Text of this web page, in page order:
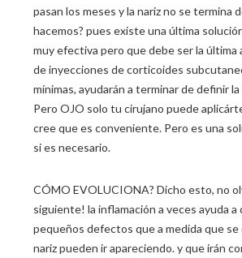
pasan los meses y la nariz no se termina
hacemos? pues existe una última
muy efectiva pero que debe ser la última
de inyecciones de corticoides
mínimas, ayudarán a terminar de definir
Pero OJO solo tu cirujano puede
cree que es conveniente. Pero es una
si es necesario.
CÓMO EVOLUCIONA? Dicho esto, no
siguiente! la inflamación a veces ayuda a
pequeños defectos que a medida que se
nariz pueden ir apareciendo. y que irán